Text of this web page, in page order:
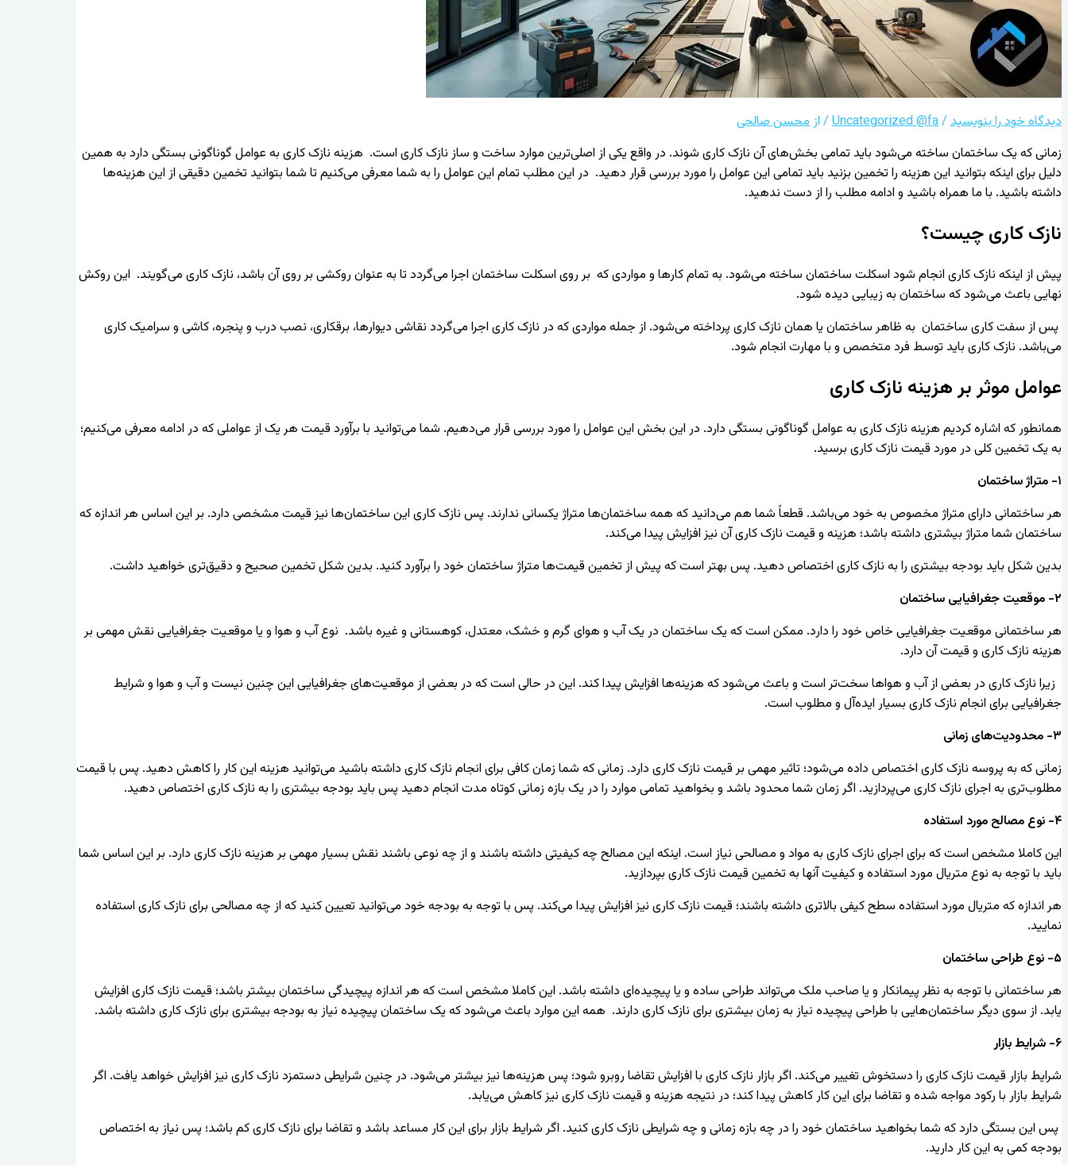
دیدگاه‌ خود را بنویسید /
Uncategorized @fa / از محسن صالحی
زمانی که یک ساختمان ساخته می‌شود باید تمامی بخش‌های آن نازک کاری شوند. در واقع یکی از اصلی‌ترین موارد ساخت و ساز نازک کاری است. هزینه نازک کاری به عوامل گوناگونی بستگی دارد به همین
دلیل برای اینکه بتوانید این هزینه را تخمین بزنید باید تمامی این عوامل را مورد بررسی قرار دهید. در این مطلب تمام این عوامل را به شما معرفی می‌کنیم تا شما بتوانید تخمین دقیقی از این هزینه‌ها
داشته باشید. با ما همراه باشید و ادامه مطلب را از دست ندهید.
نازک کاری چیست؟
پیش از اینکه نازک کاری انجام شود اسکلت ساختمان ساخته می‌شود. به تمام کارها و مواردی که بر روی اسکلت ساختمان اجرا می‌گردد تا به عنوان روکشی بر روی آن باشد، نازک کاری می‌گویند. این روکش
نهایی باعث می‌شود که ساختمان به زیبایی دیده شود.
پس از سفت کاری ساختمان به ظاهر ساختمان یا همان نازک کاری پرداخته می‌شود. از جمله مواردی که در نازک کاری اجرا می‌گردد نقاشی دیوارها، برقکاری، نصب درب و پنجره، کاشی و سرامیک کاری
می‌باشد. نازک کاری باید توسط فرد متخصص و با مهارت انجام شود.
عوامل موثر بر هزینه نازک کاری
همانطور که اشاره کردیم هزینه نازک کاری به عوامل گوناگونی بستگی دارد. در این بخش این عوامل را مورد بررسی قرار می‌دهیم. شما می‌توانید با برآورد قیمت هر یک از عواملی که در ادامه معرفی می‌کنیم؛
به یک تخمین کلی در مورد قیمت نازک کاری برسید.
۱- متراژ ساختمان
هر ساختمانی دارای متراژ مخصوص به خود می‌باشد. قطعاً شما هم می‌دانید که همه ساختمان‌ها متراژ یکسانی ندارند. پس نازک کاری این ساختمان‌ها نیز قیمت مشخصی دارد. بر این اساس هر اندازه که
ساختمان شما متراژ بیشتری داشته باشد؛ هزینه و قیمت نازک کاری آن نیز افزایش پیدا می‌کند.
بدین شکل باید بودجه بیشتری را به نازک کاری اختصاص دهید. پس بهتر است که پیش از تخمین قیمت‌ها متراژ ساختمان خود را برآورد کنید. بدین شکل تخمین صحیح و دقیق‌تری خواهید داشت.
۲- موقعیت جغرافیایی ساختمان
هر ساختمانی موقعیت جغرافیایی خاص خود را دارد. ممکن است که یک ساختمان در یک آب و هوای گرم و خشک، معتدل، کوهستانی و غیره باشد. نوع آب و هوا و یا موقعیت جغرافیایی نقش مهمی بر
هزینه نازک کاری و قیمت آن دارد.
زیرا نازک کاری در بعضی از آب و هواها سخت‌تر است و باعث می‌شود که هزینه‌ها افزایش پیدا کند. این در حالی است که در بعضی از موقعیت‌های جغرافیایی این چنین نیست و آب و هوا و شرایط
جغرافیایی برای انجام نازک کاری بسیار ایده‌آل و مطلوب است.
۳- محدودیت‌های زمانی
زمانی که به پروسه نازک کاری اختصاص داده می‌شود؛ تاثیر مهمی بر قیمت نازک کاری دارد. زمانی که شما زمان کافی برای انجام نازک کاری داشته باشید می‌توانید هزینه این کار را کاهش دهید. پس با قیمت
مطلوب‌تری به اجرای نازک کاری می‌پردازید. اگر زمان شما محدود باشد و بخواهید تمامی موارد را در یک بازه زمانی کوتاه مدت انجام دهید پس باید بودجه بیشتری را به نازک کاری اختصاص دهید.
۴- نوع مصالح مورد استفاده
این کاملا مشخص است که برای اجرای نازک کاری به مواد و مصالحی نیاز است. اینکه این مصالح چه کیفیتی داشته باشند و از چه نوعی باشند نقش بسیار مهمی بر هزینه نازک کاری دارد. بر این اساس شما
باید با توجه به نوع متریال مورد استفاده و کیفیت آنها به تخمین قیمت نازک کاری بپردازید.
هر اندازه که متریال مورد استفاده سطح کیفی بالاتری داشته باشند؛ قیمت نازک کاری نیز افزایش پیدا می‌کند. پس با توجه به بودجه خود می‌توانید تعیین کنید که از چه مصالحی برای نازک کاری استفاده
نمایید.
۵- نوع طراحی ساختمان
هر ساختمانی با توجه به نظر پیمانکار و یا صاحب ملک می‌تواند طراحی ساده و یا پیچیده‌ای داشته باشد. این کاملا مشخص است که هر اندازه پیچیدگی ساختمان بیشتر باشد؛ قیمت نازک کاری افزایش
یابد. از سوی دیگر ساختمان‌هایی با طراحی پیچیده نیاز به زمان بیشتری برای نازک کاری دارند. همه این موارد باعث می‌شود که یک ساختمان پیچیده نیاز به بودجه بیشتری برای نازک کاری داشته باشد.
۶- شرایط بازار
شرایط بازار قیمت نازک کاری را دستخوش تغییر می‌کند. اگر بازار نازک کاری با افزایش تقاضا روبرو شود؛ پس هزینه‌ها نیز بیشتر می‌شود. در چنین شرایطی دستمزد نازک کاری نیز افزایش خواهد یافت. اگر
شرایط بازار با رکود مواجه شده و تقاضا برای این کار کاهش پیدا کند؛ در نتیجه هزینه و قیمت نازک کاری نیز کاهش می‌یابد.
پس این بستگی دارد که شما بخواهید ساختمان خود را در چه بازه زمانی و چه شرایطی نازک کاری کنید. اگر شرایط بازار برای این کار مساعد باشد و تقاضا برای نازک کاری کم باشد؛ پس نیاز به اختصاص
بودجه کمی به این کار دارید.